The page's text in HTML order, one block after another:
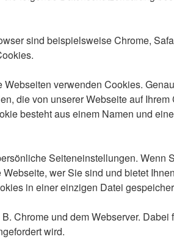
sind beispielsweise Chrome,
verwenden Cookies.
die von unserer Webseite auf
besteht aus einem Namen und
Seiteneinstellungen. Wenn
wer Sie sind und bietet
in einer einzigen Datei
Chrome und dem Webserver.
wird.